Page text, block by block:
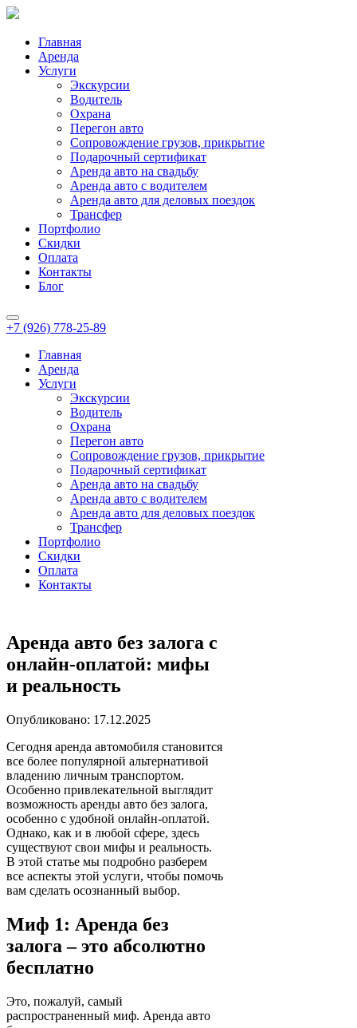
Главная
Аренда
Услуги
Экскурсии
Водитель
Охрана
Перегон авто
Сопровождение грузов, прикрытие
Подарочный сертификат
Аренда авто на свадьбу
Аренда авто с водителем
Аренда авто для деловых поездок
Трансфер
Портфолио
Скидки
Оплата
Контакты
Блог
+7 (926) 778-25-89
Главная
Аренда
Услуги
Экскурсии
Водитель
Охрана
Перегон авто
Сопровождение грузов, прикрытие
Подарочный сертификат
Аренда авто на свадьбу
Аренда авто с водителем
Аренда авто для деловых поездок
Трансфер
Портфолио
Скидки
Оплата
Контакты
Аренда авто без залога с
онлайн-оплатой: мифы
и реальность
Опубликовано: 17.12.2025
Сегодня аренда автомобиля становится
все более популярной альтернативой
владению личным транспортом.
Особенно привлекательной выглядит
возможность аренды авто без залога,
особенно с удобной онлайн-оплатой.
Однако, как и в любой сфере, здесь
существуют свои мифы и реальность.
В этой статье мы подробно разберем
все аспекты этой услуги, чтобы помочь
вам сделать осознанный выбор.
Миф 1: Аренда без
залога – это абсолютно
бесплатно
Это, пожалуй, самый
распространенный миф. Аренда авто